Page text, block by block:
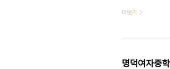
션을 보아하니
얻을 수 없을 뿐
더보기
명덕여자중